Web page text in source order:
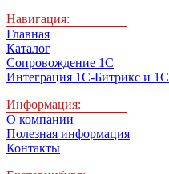
Навигация:
Главная
Каталог
Сопровождение 1С
Интеграция 1С-Битрикс и 1С
Информация:
О компании
Полезная информация
Контакты